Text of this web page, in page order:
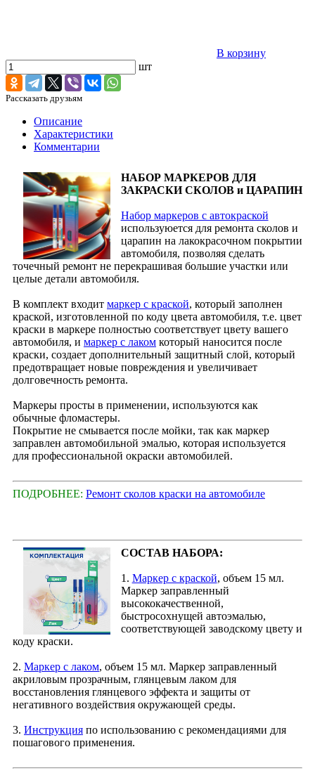
В корзину
шт
Рассказать друзьям
Описание
Характеристики
Комментарии
НАБОР МАРКЕРОВ ДЛЯ
ЗАКРАСКИ СКОЛОВ и ЦАРАПИН
Набор маркеров с автокраской
используюется для ремонта сколов и
царапин на лакокрасочном покрытии
автомобиля, позволяя сделать
точечный ремонт не перекрашивая большие участки или
целые детали автомобиля.
В комплект входит маркер с краской, который заполнен
краской, изготовленной по коду цвета автомобиля, т.е. цвет
краски в маркере полностью соответствует цвету вашего
автомобиля, и маркер с лаком который наносится после
краски, создает дополнительный защитный слой, который
предотвращает новые повреждения и увеличивает
долговечность ремонта.
Маркеры просты в применении, используются как
обычные фломастеры.
Покрытие не смывается после мойки, так как маркер
заправлен автомобильной эмалью, которая используется
для профессиональной окраски автомобилей.
ПОДРОБНЕЕ: Ремонт сколов краски на автомобиле
СОСТАВ НАБОРА:
1. Маркер с краской, объем 15 мл.
Маркер заправленный
высококачественной,
быстросохнущей автоэмалью,
соответствующей заводскому цвету и
коду краски.
2. Маркер с лаком, объем 15 мл. Маркер заправленный
акриловым прозрачным, глянцевым лаком для
восстановления глянцевого эффекта и защиты от
негативного воздействия окружающей среды.
3. Инструкция по использованию с рекомендациями для
пошагового применения.